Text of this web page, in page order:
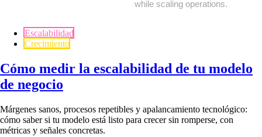
Escalabilidad
Crecimiento
Cómo medir la escalabilidad de tu modelo
de negocio
Márgenes sanos, procesos repetibles y apalancamiento tecnológico:
cómo saber si tu modelo está listo para crecer sin romperse, con
métricas y señales concretas.